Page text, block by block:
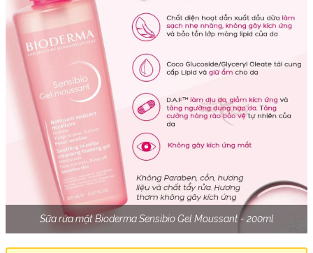
Sữa rửa mặt Bioderma Sensibio Gel Moussant - 200ml